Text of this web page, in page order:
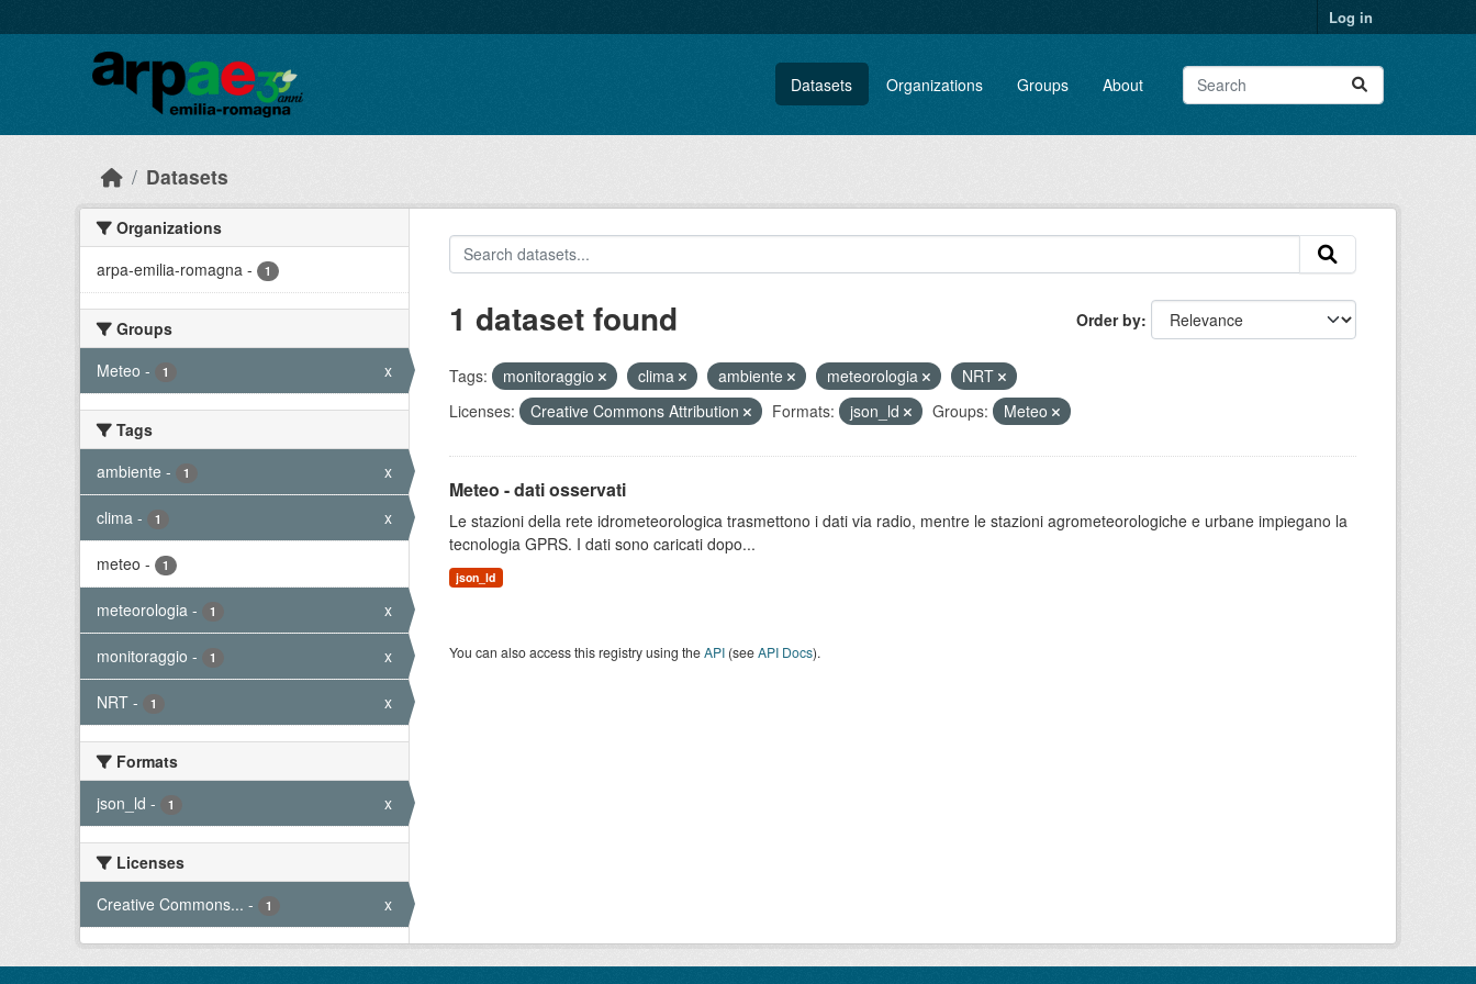
Log in
Datasets Organizations Groups About
Datasets
Organizations
arpa-emilia-romagna - 1
Groups
Meteo - 1 x
Tags
ambiente - 1 x
clima - 1 x
meteo - 1
meteorologia - 1 x
monitoraggio - 1 x
NRT - 1 x
Formats
json_ld - 1 x
Licenses
Creative Commons... - 1 x
Order by
1 dataset found
Tags: monitoraggio clima ambiente meteorologia
NRT
Licenses:
Creative Commons Attribution Formats: json_ld Groups: Meteo
Meteo - dati osservati
Le stazioni della rete idrometeorologica trasmettono i dati via radio, mentre le stazioni agrometeorologiche e urbane impiegano la
tecnologia GPRS. I dati sono caricati dopo...
json_ld
You can also access this registry using theAPI(seeAPI Docs).